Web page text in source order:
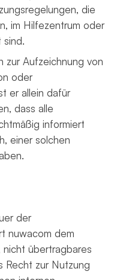
die
im Hilfezentrum oder
sind.
zur Aufzeichnung von
oder
er allein dafür
dass alle
informiert
einer solchen
der
nuwacom dem
nicht übertragbares
Recht zur Nutzung